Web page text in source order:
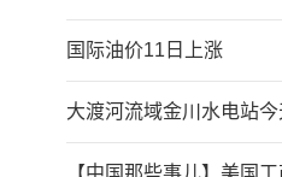
国际油价11日上涨
大渡河流域金川水电站
【中国那些事儿】美国